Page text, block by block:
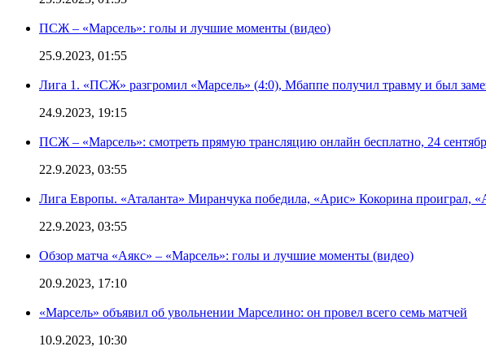
ПСЖ – «Марсель»: голы и лучшие моменты (видео)
25.9.2023, 01:55
Лига 1. «ПСЖ» разгромил «Марсель» (4:0), Мбаппе получил травму и был
24.9.2023, 19:15
ПСЖ – «Марсель»: смотреть прямую трансляцию онлайн бесплатно, 24
22.9.2023, 03:55
Лига Европы. «Аталанта» Миранчука победила, «Арис» Кокорина проиграл,
22.9.2023, 03:55
Обзор матча «Аякс» – «Марсель»: голы и лучшие моменты (видео)
20.9.2023, 17:10
«Марсель» объявил об увольнении Марселино: он провел всего семь матчей
10.9.2023, 10:30